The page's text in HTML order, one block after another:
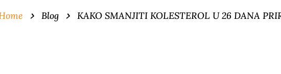
Blog KAKO SMANJITI KOLESTEROL U 26 DANA